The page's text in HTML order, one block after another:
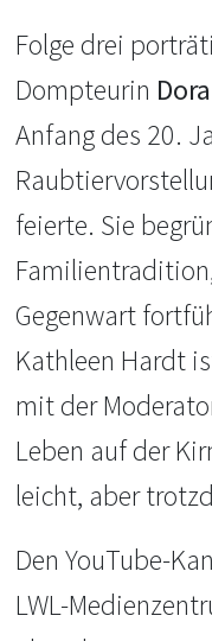
Folge drei
Dompteurin
Anfang des 20.
feierte. Sie
Gegenwart
Kathleen Hardt
mit der
Leben auf der
leicht, aber
Den YouTube-
LWL-